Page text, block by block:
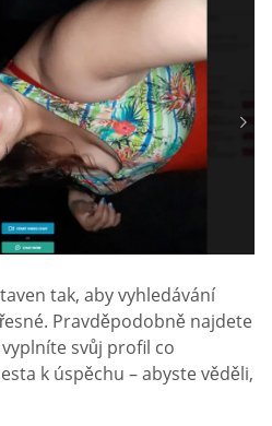
tak, aby vyhledávání
Pravděpodobně najdete
svůj profil co
k úspěchu – abyste věděli,